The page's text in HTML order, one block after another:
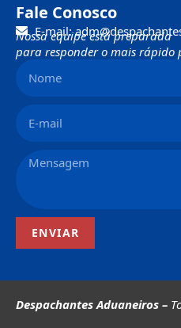
Fale Conosco
E-mail:
Nossa equipe está preparada
para responder o mais rápido
ENVIAR
Despachantes Aduaneiros –